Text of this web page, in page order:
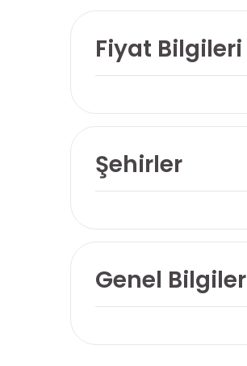
Fiyat Bilgileri
Şehirler
Genel Bilgiler